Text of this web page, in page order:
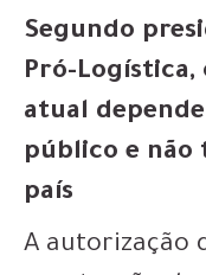
Segundo
Pró-Logística,
atual
público e não
país
A autorização